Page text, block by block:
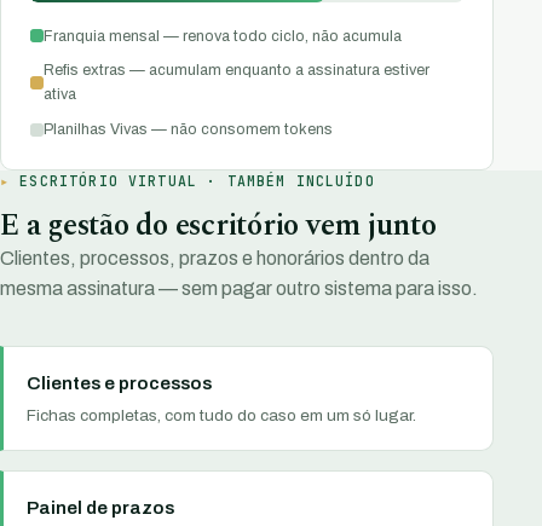
Franquia mensal — renova todo ciclo, não acumula
Refis extras — acumulam enquanto a assinatura estiver
ativa
Planilhas Vivas — não consomem tokens
ESCRITÓRIO VIRTUAL · TAMBÉM INCLUÍDO
E a gestão do escritório vem junto
Clientes, processos, prazos e honorários dentro da
mesma assinatura — sem pagar outro sistema para isso.
Clientes e processos
Fichas completas, com tudo do caso em um só lugar.
Painel de prazos